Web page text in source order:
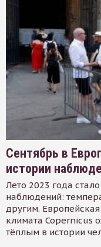
Сентябрь в
истории
Лето 2023 года
наблюдений:
другим.
климата Copernicus
тёплым в истории